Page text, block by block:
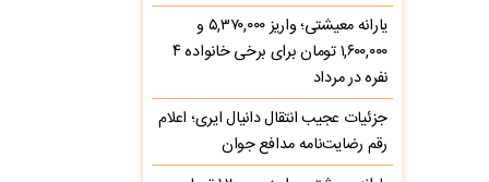
یارانه معیشتی؛ واریز ۵,۳۷۰,۰۰۰ و
۱,۶۰۰,۰۰۰ تومان برای برخی خانواده ۴
نفره در مرداد
جزئیات عجیب انتقال دانیال ایری؛ اعلام
رقم رضایت‌نامه مدافع جوان